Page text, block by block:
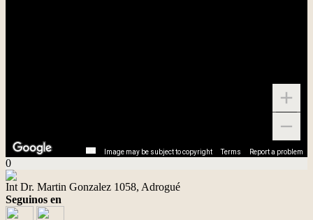
Image may be subject to copyright Terms Report a problem
0
Int Dr. Martin Gonzalez 1058, Adrogué
Seguinos en